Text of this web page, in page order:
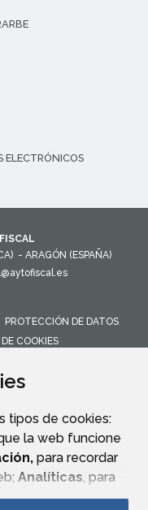
tipos de cookies:
la web funcione
para recordar
Analíticas, para
y sus servicios.
ELECTRÓNICOS
- ARAGÓN (ESPAÑA)
PROTECCIÓN DE DATOS
COOKIES